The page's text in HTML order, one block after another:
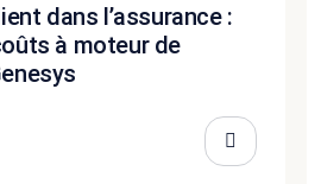
dans l’assurance :
à moteur de